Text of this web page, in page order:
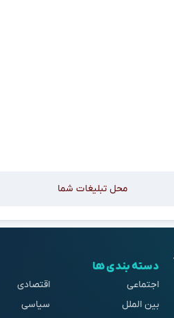
محل تبلیغات شما
دسته بندی ها
اجتماعی
اقتصادی
بین الملل
سیاسی